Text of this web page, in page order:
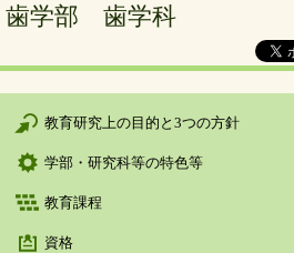
歯学部 歯学科
教育研究上の目的と3つの方針
学部・研究科等の特色等
教育課程
資格